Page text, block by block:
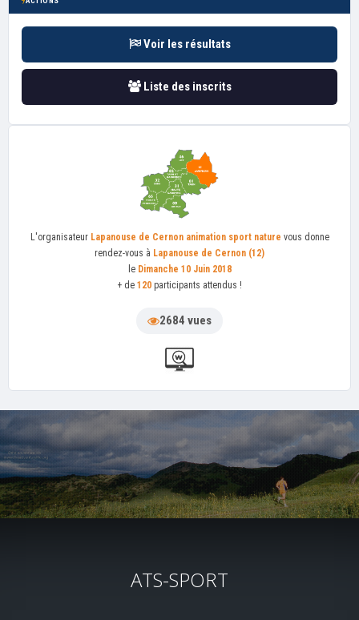
Voir les résultats
Liste des inscrits
L'organisateur Lapanouse de Cernon animation sport nature vous donne
rendez-vous à Lapanouse de Cernon (12)
le Dimanche 10 Juin 2018
+ de 120 participants attendus !
2684 vues
ATS-SPORT